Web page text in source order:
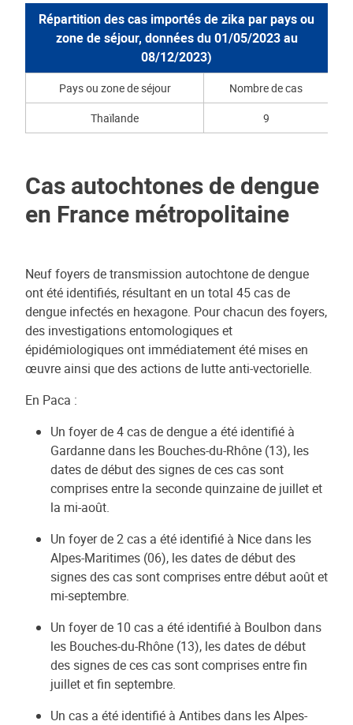
Répartition des cas importés de zika par pays ou
zone de séjour, données du 01/05/2023 au
08/12/2023)
Pays ou zone de séjour
Nombre de cas
Thaïlande
9
Cas autochtones de dengue
en France métropolitaine
Neuf foyers de transmission autochtone de dengue
ont été identifiés, résultant en un total 45 cas de
dengue infectés en hexagone. Pour chacun des foyers,
des investigations entomologiques et
épidémiologiques ont immédiatement été mises en
œuvre ainsi que des actions de lutte anti-vectorielle.
En Paca :
Un foyer de 4 cas de dengue a été identifié à
Gardanne dans les Bouches-du-Rhône (13), les
dates de début des signes de ces cas sont
comprises entre la seconde quinzaine de juillet et
la mi-août.
Un foyer de 2 cas a été identifié à Nice dans les
Alpes-Maritimes (06), les dates de début des
signes des cas sont comprises entre début août et
mi-septembre.
Un foyer de 10 cas a été identifié à Boulbon dans
les Bouches-du-Rhône (13), les dates de début
des signes de ces cas sont comprises entre fin
juillet et fin septembre.
Un cas a été identifié à Antibes dans les Alpes-